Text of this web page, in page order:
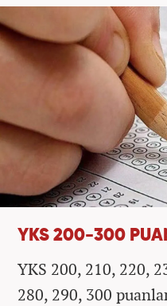
YKS 200-300
YKS 200, 210, 220,
280, 290, 300